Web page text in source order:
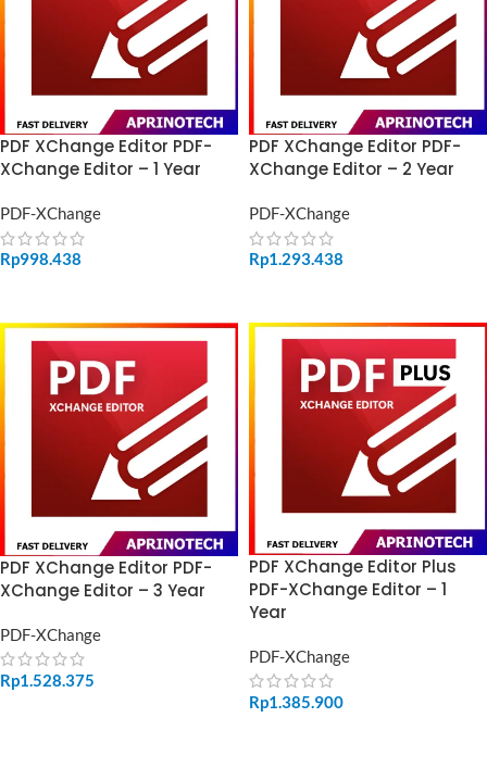
PDF XChange Editor PDF-
XChange Editor – 1 Year
PDF-XChange
Rp998.438
PDF XChange Editor PDF-
XChange Editor – 2 Year
PDF-XChange
Rp1.293.438
PDF XChange Editor PDF-
XChange Editor – 3 Year
PDF-XChange
Rp1.528.375
PDF XChange Editor Plus
PDF-XChange Editor – 1
Year
PDF-XChange
Rp1.385.900